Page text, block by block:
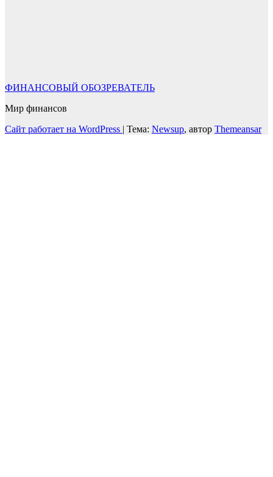
ФИНАНСОВЫЙ ОБОЗРЕВАТЕЛЬ
Мир финансов
Сайт работает на WordPress | Тема: Newsup, автор Themeansar